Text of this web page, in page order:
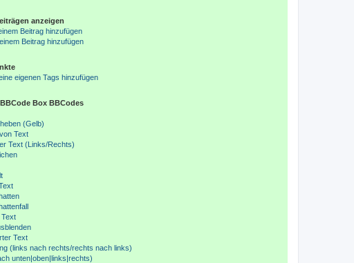
anzeigen
Beitrag hinzufügen
Beitrag hinzufügen
eigenen Tags hinzufügen
Box BBCodes
(Gelb)
Text
Text (Links/Rechts)
Text
(links nach rechts/rechts nach links)
unten|oben|links|rechts)